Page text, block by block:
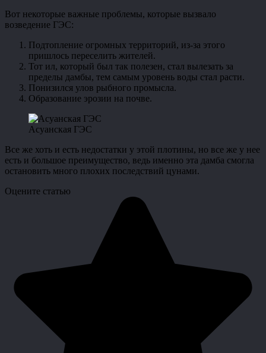
Вот некоторые важные проблемы, которые вызвало
возведение ГЭС:
Подтопление огромных территорий, из-за этого
пришлось переселить жителей.
Тот ил, который был так полезен, стал вылезать за
пределы дамбы, тем самым уровень воды стал расти.
Понизился улов рыбного промысла.
Образование эрозии на почве.
Асуанская ГЭС
Все же хоть и есть недостатки у этой плотины, но все же у нее
есть и большое преимущество, ведь именно эта дамба смогла
остановить много плохих последствий цунами.
Оцените статью